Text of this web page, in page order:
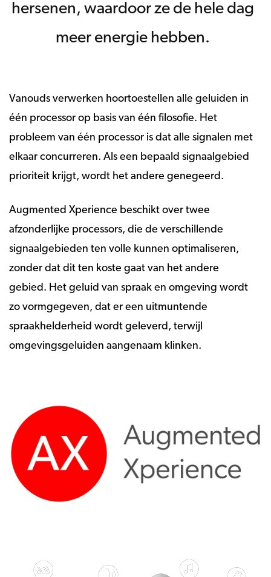
hersenen, waardoor ze de hele dag
meer energie hebben.
Vanouds verwerken hoortoestellen alle geluiden in
één processor op basis van één filosofie. Het
probleem van één processor is dat alle signalen met
elkaar concurreren. Als een bepaald signaalgebied
prioriteit krijgt, wordt het andere genegeerd.
Augmented Xperience beschikt over twee
afzonderlijke processors, die de verschillende
signaalgebieden ten volle kunnen optimaliseren,
zonder dat dit ten koste gaat van het andere
gebied. Het geluid van spraak en omgeving wordt
zo vormgegeven, dat er een uitmuntende
spraakhelderheid wordt geleverd, terwijl
omgevingsgeluiden aangenaam klinken.